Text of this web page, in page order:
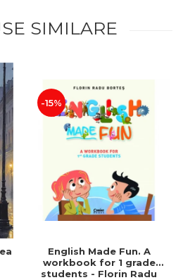
SIMILARE
-15%
English Made Fun. A
workbook for 1 grade
students - Florin Radu